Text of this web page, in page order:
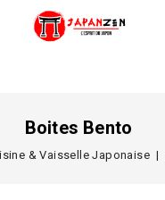
Boites Bento
& Vaisselle Japonaise